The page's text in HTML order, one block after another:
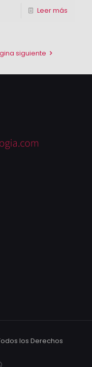
Leer más
siguiente
los Derechos